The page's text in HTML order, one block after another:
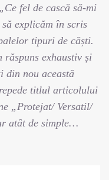
„Ce fel de cască să-mi
să explicăm în scris
tipuri de căști.
răspuns exhaustiv și
din nou această
titlul articolului
„Protejat/ Versatil/
atât de simple…